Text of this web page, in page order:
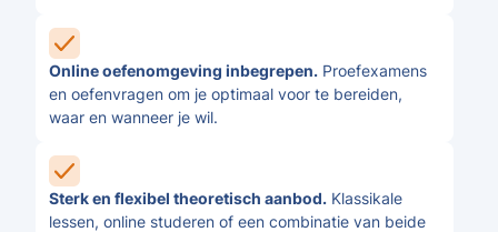
Online oefenomgeving inbegrepen. Proefexamens
en oefenvragen om je optimaal voor te bereiden,
waar en wanneer je wil.
Sterk en flexibel theoretisch aanbod. Klassikale
lessen, online studeren of een combinatie van beide